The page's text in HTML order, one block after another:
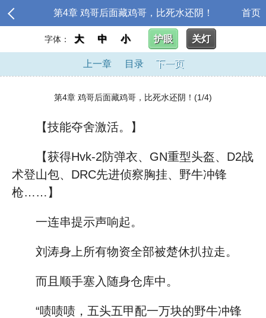
第4章 鸡哥后面藏鸡哥，比死水还阴！ 首页
字体： 大 中 小 护眼 关灯
上一章 目录 下一页
第4章 鸡哥后面藏鸡哥，比死水还阴！(1/4)
【技能夺舍激活。】
【获得Hvk-2防弹衣、GN重型头盔、D2战
术登山包、DRC先进侦察胸挂、野牛冲锋
枪……】
一连串提示声响起。
刘涛身上所有物资全部被楚休扒拉走。
而且顺手塞入随身仓库中。
“啧啧啧，五头五甲配一万块的野牛冲锋